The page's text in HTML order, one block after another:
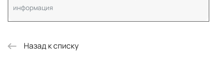
информация
Назад к списку